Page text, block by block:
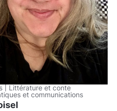
Littérature et conte
et communications